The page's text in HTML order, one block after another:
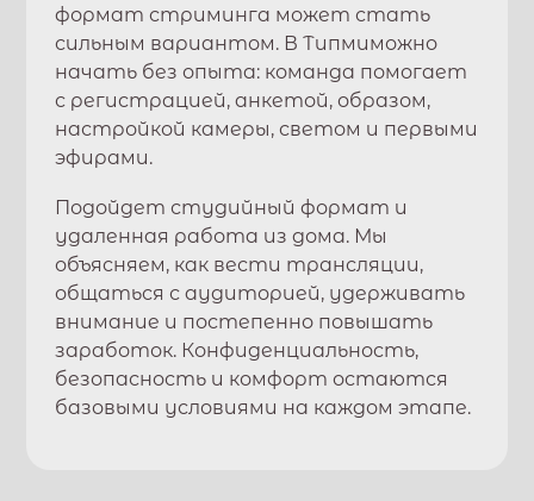
формат стриминга может стать
сильным вариантом. ВТипмиможно
начать без опыта: команда помогает
с регистрацией, анкетой, образом,
настройкой камеры, светом и первыми
эфирами.
Подойдет студийный формат и
удаленная работа из дома. Мы
объясняем, как вести трансляции,
общаться с аудиторией, удерживать
внимание и постепенно повышать
заработок. Конфиденциальность,
безопасность и комфорт остаются
базовыми условиями на каждом этапе.